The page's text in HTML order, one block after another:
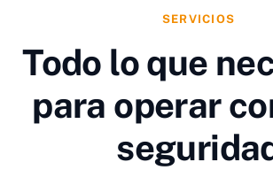
SERVICIOS
Todo lo que
para operar